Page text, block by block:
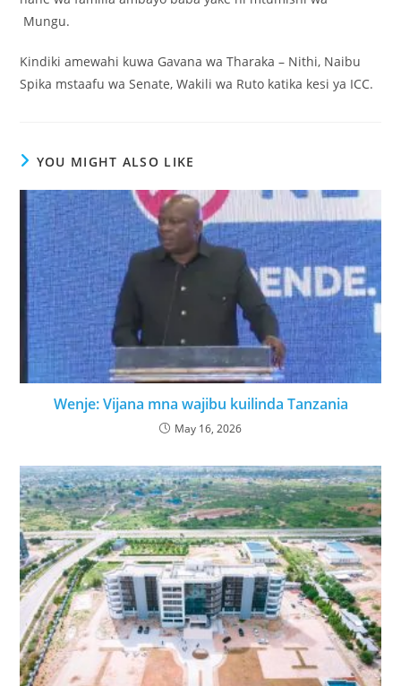
Mungu.
Kindiki amewahi kuwa Gavana wa Tharaka – Nithi, Naibu
Spika mstaafu wa Senate, Wakili wa Ruto katika kesi ya ICC.
YOU MIGHT ALSO LIKE
Wenje: Vijana mna wajibu kuilinda Tanzania
May 16, 2026